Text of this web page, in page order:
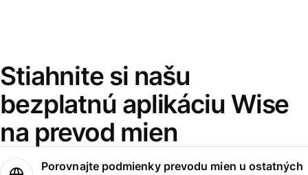
Stiahnite si našu
bezplatnú aplikáciu Wise
na prevod mien
Porovnajte podmienky prevodu mien u ostatných